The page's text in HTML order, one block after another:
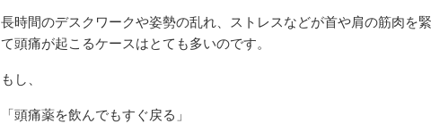
長時間のデスクワークや姿勢の乱れ、ストレスなどが首や肩の筋肉を
て頭痛が起こるケースはとても多いのです。
もし、
「頭痛薬を飲んでもすぐ戻る」